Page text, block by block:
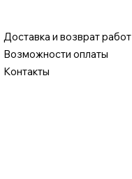
Доставка и возврат работ
Возможности оплаты
Контакты